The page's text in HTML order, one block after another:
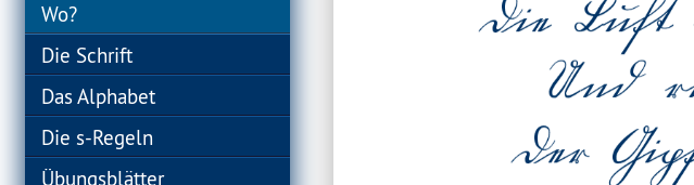
Wo?
Die Schrift
Das Alphabet
Die s-Regeln
Übungsblätter